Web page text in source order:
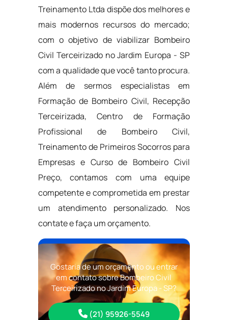
Treinamento Ltda dispõe dos melhores e
mais modernos recursos do mercado;
com o objetivo de viabilizar Bombeiro
Civil Terceirizado no Jardim Europa - SP
com a qualidade que você tanto procura.
Além de sermos especialistas em
Formação de Bombeiro Civil, Recepção
Terceirizada, Centro de Formação
Profissional de Bombeiro Civil,
Treinamento de Primeiros Socorros para
Empresas e Curso de Bombeiro Civil
Preço, contamos com uma equipe
competente e comprometida em prestar
um atendimento personalizado. Nos
contate e faça um orçamento.
Gostaria de um orçamento ou entrar
em contato sobre Bombeiro Civil
Terceirizado no Jardim Europa - SP?
(21) 95926-5549